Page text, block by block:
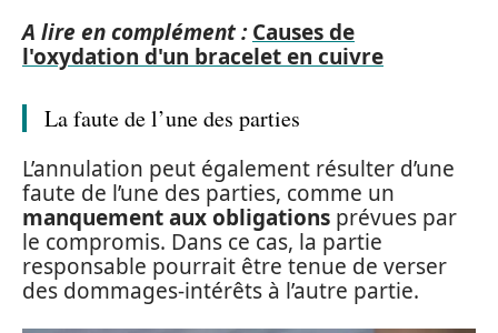
A lire en complément : Causes de
l'oxydation d'un bracelet en cuivre
La faute de l’une des parties
L’annulation peut également résulter d’une
faute de l’une des parties, comme un
manquement aux obligations prévues par
le compromis. Dans ce cas, la partie
responsable pourrait être tenue de verser
des dommages-intérêts à l’autre partie.